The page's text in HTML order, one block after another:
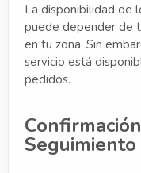
La disponibilidad de
puede depender de
en tu zona. Sin
servicio está
pedidos.
Seguimiento